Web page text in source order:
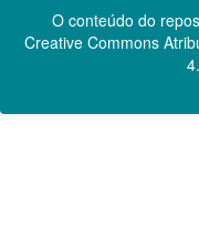
O conteúdo do
Creative Commons